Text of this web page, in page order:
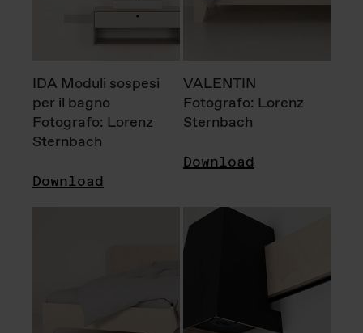
IDA Moduli sospesi
per il bagno
Fotografo: Lorenz
Sternbach
Download
VALENTIN
Fotografo: Lorenz
Sternbach
Download